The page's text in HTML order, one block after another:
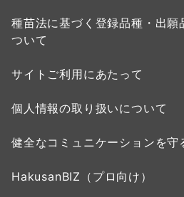
種苗法に基づく登録品種・出願
ついて
サイトご利用にあたって
個人情報の取り扱いについて
健全なコミュニケーションを守
HakusanBIZ（プロ向け）